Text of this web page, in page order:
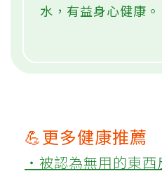
水，有益身心健康。
💪更多健康推薦
‧被認為無用的東